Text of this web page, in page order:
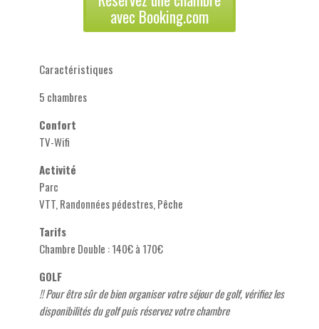
avec Booking.com
Caractéristiques
5 chambres
Confort
TV-Wifi
Activité
Parc
VTT, Randonnées pédestres, Pêche
Tarifs
Chambre Double : 140€ à 170€
GOLF
!! Pour être sûr de bien organiser votre séjour de golf, vérifiez les
disponibilités du golf puis réservez votre chambre